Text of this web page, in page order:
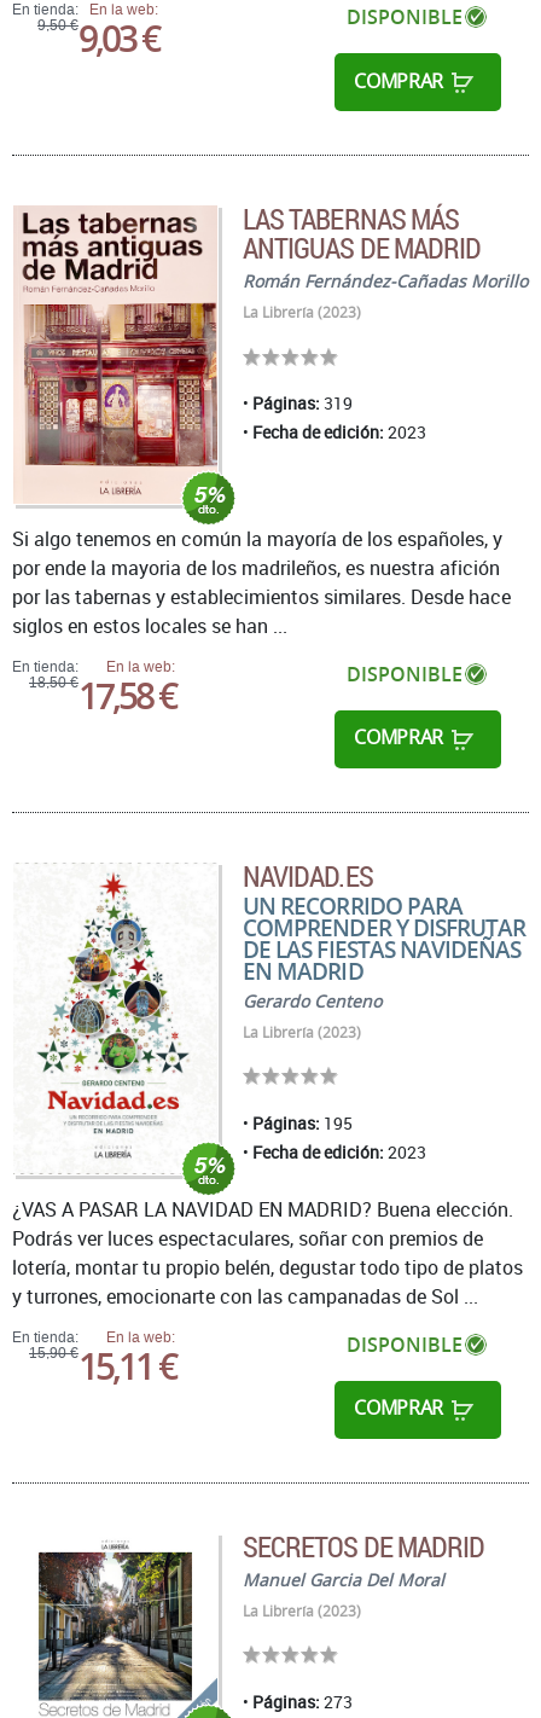
En tienda:
9,50 €
En la web:
9,03 € DISPONIBLE
COMPRAR
LAS TABERNAS MÁS
ANTIGUAS DE MADRID
Román Fernández-Cañadas Morillo
La Librería (2023)
Páginas: 319
Fecha de edición: 2023
En tienda:
18,50 €
En la web:
17,58 € DISPONIBLE
COMPRAR
Si algo tenemos en común la mayoría de los españoles, y
por ende la mayoria de los madrileños, es nuestra afición
por las tabernas y establecimientos similares. Desde hace
siglos en estos locales se han ...
NAVIDAD.ES
UN RECORRIDO PARA
COMPRENDER Y DISFRUTAR
DE LAS FIESTAS NAVIDEÑAS
EN MADRID
Gerardo Centeno
La Librería (2023)
Páginas: 195
Fecha de edición: 2023
En tienda:
15,90 €
En la web:
15,11 € DISPONIBLE
COMPRAR
¿VAS A PASAR LA NAVIDAD EN MADRID? Buena elección.
Podrás ver luces espectaculares, soñar con premios de
lotería, montar tu propio belén, degustar todo tipo de platos
y turrones, emocionarte con las campanadas de Sol ...
SECRETOS DE MADRID
Manuel Garcia Del Moral
La Librería (2023)
Páginas: 273